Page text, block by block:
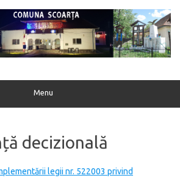
Menu
decizională
legii nr. 522003 privind